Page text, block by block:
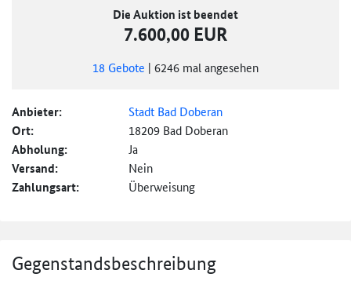
Die Auktion ist beendet
7.600,00 EUR
18 Gebote | 6246 mal angesehen
Anbieter: Stadt Bad Doberan
Ort: 18209 Bad Doberan
Abholung: Ja
Versand: Nein
Zahlungsart: Überweisung
Gegenstandsbeschreibung